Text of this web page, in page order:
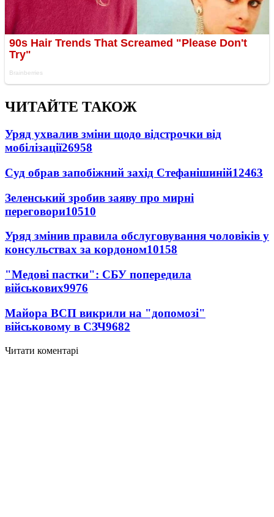
ЧИТАЙТЕ ТАКОЖ
Уряд ухвалив зміни щодо відстрочки від
мобілізації26958
Суд обрав запобіжний захід Стефанішиній12463
Зеленський зробив заяву про мирні
переговори10510
Уряд змінив правила обслуговування чоловіків у
консульствах за кордоном10158
"Медові пастки": СБУ попередила
військових9976
Майора ВСП викрили на "допомозі"
військовому в СЗЧ9682
Читати коментарі